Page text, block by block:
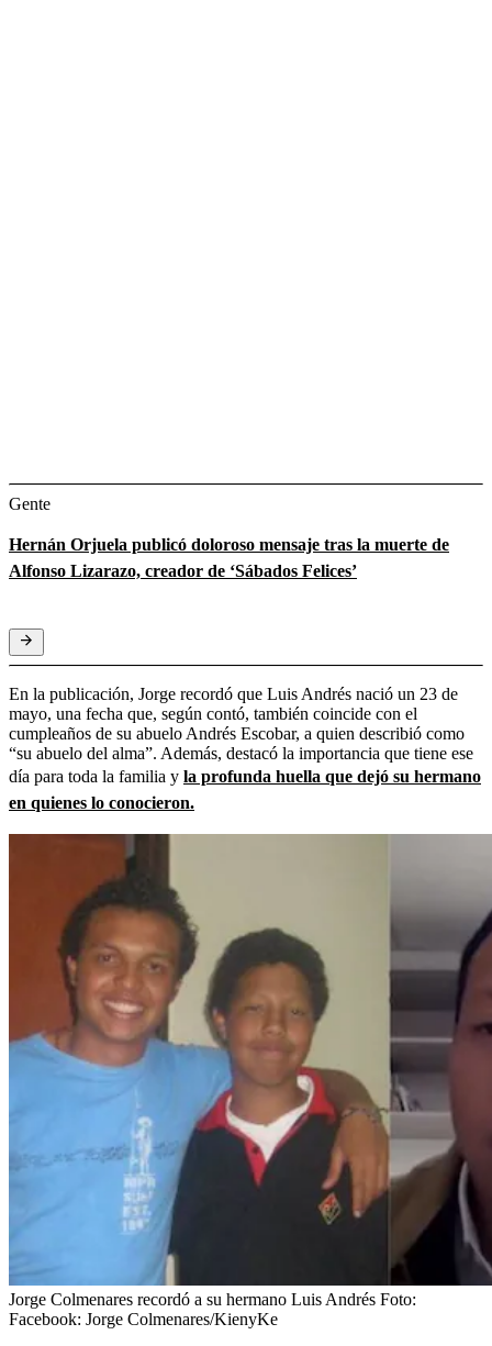
Gente
Hernán Orjuela publicó doloroso mensaje tras la muerte de
Alfonso Lizarazo, creador de ‘Sábados Felices’
En la publicación, Jorge recordó que Luis Andrés nació un 23 de
mayo, una fecha que, según contó, también coincide con el
cumpleaños de su abuelo Andrés Escobar, a quien describió como
“su abuelo del alma”. Además, destacó la importancia que tiene ese
día para toda la familia y la profunda huella que dejó su hermano
en quienes lo conocieron.
Jorge Colmenares recordó a su hermano Luis Andrés Foto:
Facebook: Jorge Colmenares/KienyKe